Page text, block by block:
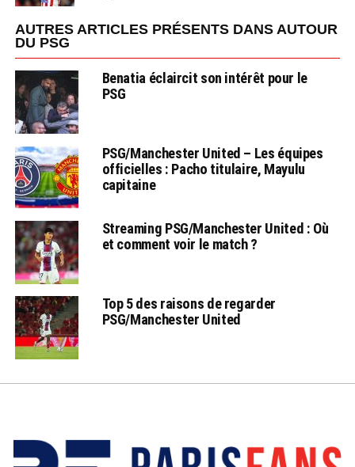
AUTRES ARTICLES PRÉSENTS DANS AUTOUR
DU PSG
Benatia éclaircit son intérêt pour le
PSG
PSG/Manchester United – Les équipes
officielles : Pacho titulaire, Mayulu
capitaine
Streaming PSG/Manchester United : Où
et comment voir le match ?
Top 5 des raisons de regarder
PSG/Manchester United